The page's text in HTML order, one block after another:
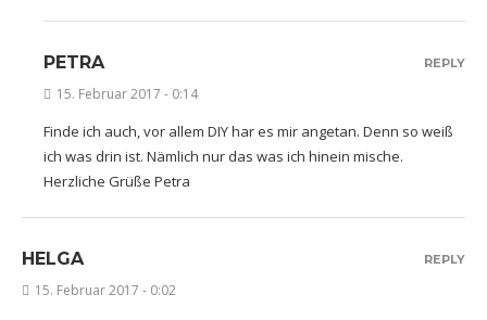
PETRA
15. Februar 2017 - 0:14
Finde ich auch, vor allem DIY har es mir angetan. Denn so weiß
ich was drin ist. Nämlich nur das was ich hinein mische.
Herzliche Grüße Petra
REPLY
HELGA
15. Februar 2017 - 0:02
REPLY